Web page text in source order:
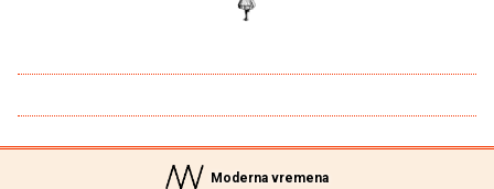
Moderna vremena